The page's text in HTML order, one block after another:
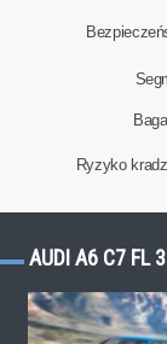
Ryzyko
AUDI A6 C7 FL